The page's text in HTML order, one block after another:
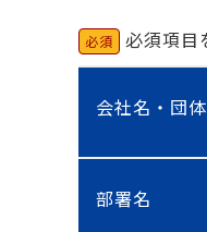
必須 必須項目
会社名・団
部署名